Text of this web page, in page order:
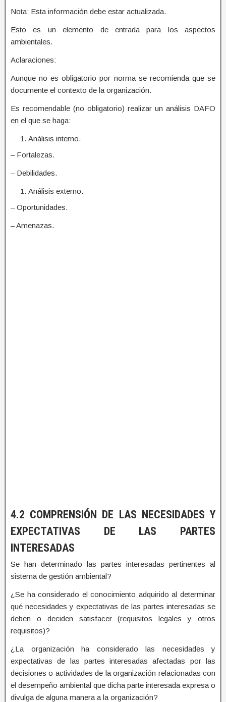
Nota: Esta información debe estar actualizada.
Esto es un elemento de entrada para los aspectos
ambientales.
Aclaraciones:
Aunque no es obligatorio por norma se recomienda que se
documente el contexto de la organización.
Es recomendable (no obligatorio) realizar un análisis DAFO
en el que se haga:
Análisis interno.
– Fortalezas.
– Debilidades.
Análisis externo.
– Oportunidades.
– Amenazas.
4.2 COMPRENSIÓN DE LAS NECESIDADES Y
EXPECTATIVAS DE LAS PARTES
INTERESADAS
Se han determinado las partes interesadas pertinentes al
sistema de gestión ambiental?
¿Se ha considerado el conocimiento adquirido al determinar
qué necesidades y expectativas de las partes interesadas se
deben o deciden satisfacer (requisitos legales y otros
requisitos)?
¿La organización ha considerado las necesidades y
expectativas de las partes interesadas afectadas por las
decisiones o actividades de la organización relacionadas con
el desempeño ambiental que dicha parte interesada expresa o
divulga de alguna manera a la organización?